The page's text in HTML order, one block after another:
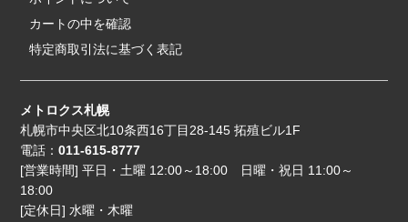
カートの中を確認
特定商取引法に基づく表記
メトロクス札幌
札幌市中央区北10条西16丁目28-145 拓殖ビル1F
電話：011-615-8777
[営業時間] 平日・土曜 12:00～18:00 日曜・祝日 11:00～
18:00
[定休日] 水曜・木曜